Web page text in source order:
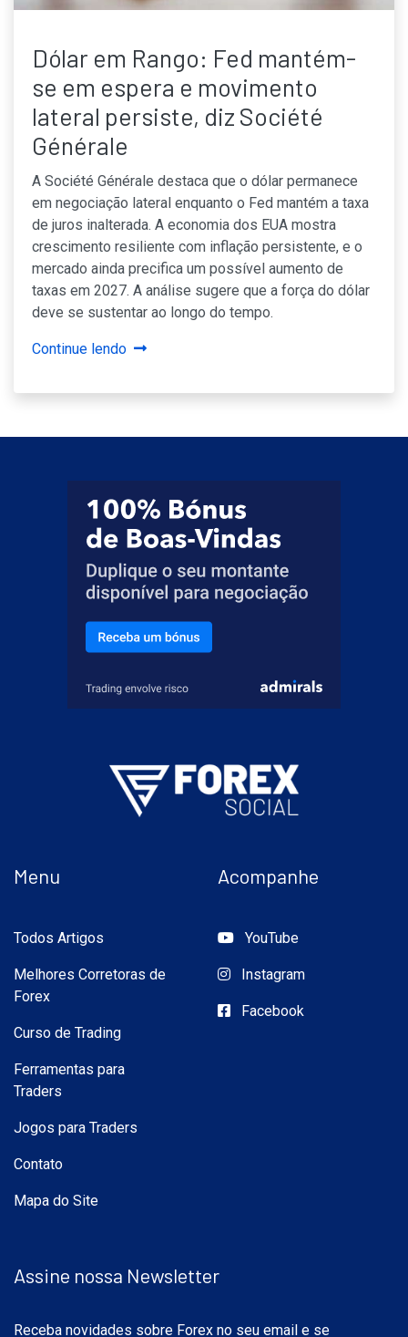
Dólar em Rango: Fed mantém-
se em espera e movimento
lateral persiste, diz Société
Générale
A Société Générale destaca que o dólar permanece
em negociação lateral enquanto o Fed mantém a taxa
de juros inalterada. A economia dos EUA mostra
crescimento resiliente com inflação persistente, e o
mercado ainda precifica um possível aumento de
taxas em 2027. A análise sugere que a força do dólar
deve se sustentar ao longo do tempo.
Continue lendo
Menu
Todos Artigos
Melhores Corretoras de
Forex
Curso de Trading
Ferramentas para
Traders
Jogos para Traders
Contato
Mapa do Site
Acompanhe
YouTube
Instagram
Facebook
Assine nossa Newsletter
Receba novidades sobre Forex no seu email e se